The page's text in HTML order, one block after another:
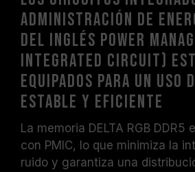
administración de
del inglés Power
Integrated Circuit)
equipados para un uso
estable y eficiente
La memoria DELTA RGB DDR5
con PMIC, lo que minimiza la
ruido y garantiza una